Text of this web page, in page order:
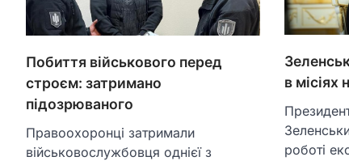
Побиття військового перед
строєм: затримано
підозрюваного
Правоохоронці затримали
військовослужбовця однієї з
в місіях
роботі